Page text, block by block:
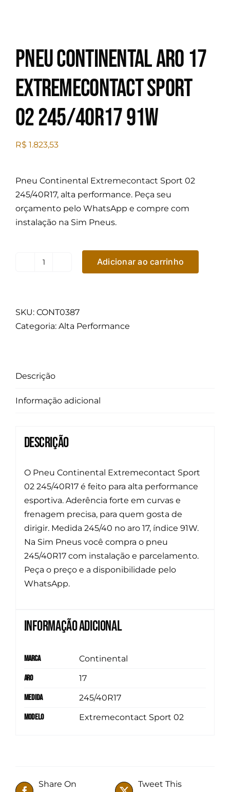
Pneu Continental Aro 17
Extremecontact Sport
02 245/40R17 91W
R$ 1.823,53
Pneu Continental Extremecontact Sport 02
245/40R17, alta performance. Peça seu
orçamento pelo WhatsApp e compre com
instalação na Sim Pneus.
17
Extremecontact
91W
Adicionar ao carrinho
SKU: CONT0387
Categoria: Alta Performance
Descrição
Informação adicional
Descrição
O Pneu Continental Extremecontact Sport
02 245/40R17 é feito para alta performance
esportiva. Aderência forte em curvas e
frenagem precisa, para quem gosta de
dirigir. Medida 245/40 no aro 17, índice 91W.
Na Sim Pneus você compra o pneu
245/40R17 com instalação e parcelamento.
Peça o preço e a disponibilidade pelo
WhatsApp.
Informação adicional
Marca
Continental
Aro
17
Medida
245/40R17
Modelo
Extremecontact Sport 02
Share On
Tweet This